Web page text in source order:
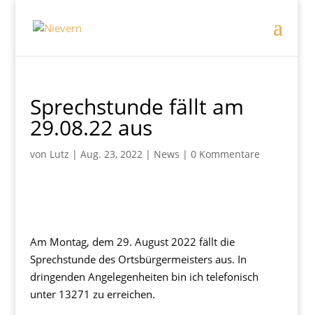
Sprechstunde fällt am
29.08.22 aus
von Lutz | Aug. 23, 2022| News | 0 Kommentare
Am Montag, dem 29. August 2022 fällt die
Sprechstunde des Ortsbürgermeisters aus. In
dringenden Angelegenheiten bin ich telefonisch
unter 13271 zu erreichen.